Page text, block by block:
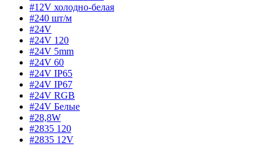
#12V холодно-белая
#240 шт/м
#24V
#24V 120
#24V 5mm
#24V 60
#24V IP65
#24V IP67
#24V RGB
#24V Белые
#28,8W
#2835 120
#2835 12V